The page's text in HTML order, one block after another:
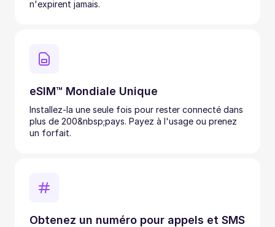
n'expirent jamais.
eSIM™ Mondiale Unique
Installez-la une seule fois pour rester connecté dans
plus de 200&nbsp;pays. Payez à l'usage ou prenez
un forfait.
Obtenez un numéro pour appels et SMS